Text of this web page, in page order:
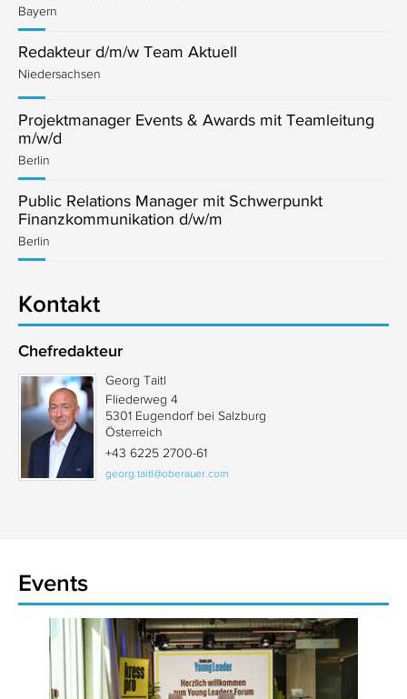
Bayern
Redakteur d/m/w Team Aktuell
Niedersachsen
Projektmanager Events & Awards mit Teamleitung
m/w/d
Berlin
Public Relations Manager mit Schwerpunkt
Finanzkommunikation d/w/m
Berlin
Kontakt
Chefredakteur
Georg Taitl
Fliederweg 4
5301 Eugendorf bei Salzburg
Österreich
+43 6225 2700-61
georg.taitl@oberauer.com
Events